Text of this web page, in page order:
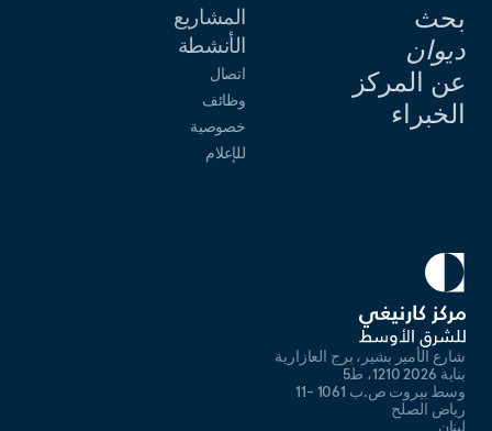
شارع الأمير بشير، برج العازارية
بناية 2026 1210، ط5
وسط بيروت ص.ب 1061 -11
رياض الصلح
لبنان
بحث
ديوان
عن المركز
الخبراء
المشاريع
الأنشطة
اتصال
وظائف
خصوصية
للإعلام